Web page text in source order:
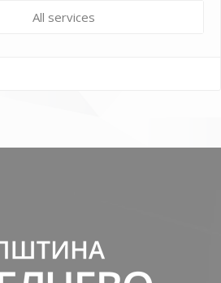
All services